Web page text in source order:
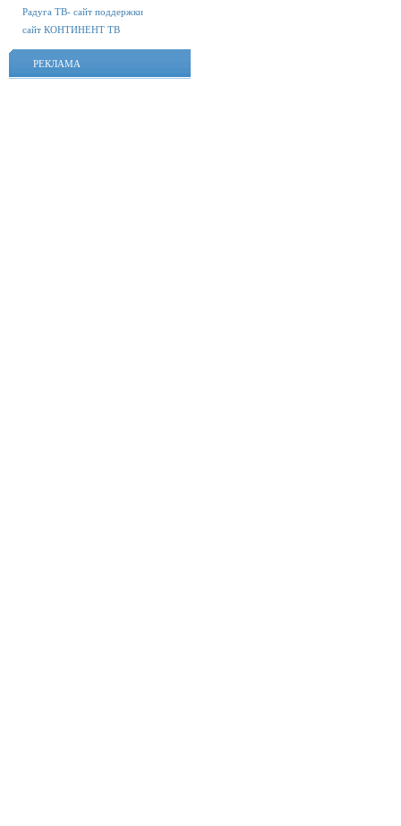
Радуга ТВ- сайт поддержки
сайт КОНТИНЕНТ ТВ
РЕКЛАМА